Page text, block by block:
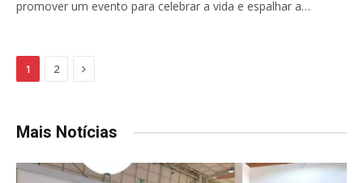
promover um evento para celebrar a vida e espalhar a…
1 2 Next
Mais Notícias